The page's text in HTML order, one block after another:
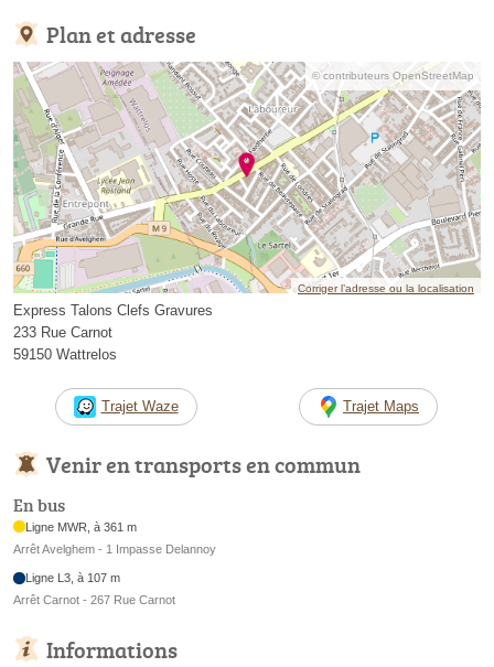
Plan et adresse
© contributeurs OpenStreetMap
Corriger l’adresse ou la localisation
Express Talons Clefs Gravures
233 Rue Carnot
59150 Wattrelos
Trajet Waze Trajet Maps
Venir en transports en commun
En bus
Ligne MWR, à 361 m
Arrêt Avelghem - 1 Impasse Delannoy
Ligne L3, à 107 m
Arrêt Carnot - 267 Rue Carnot
Informations